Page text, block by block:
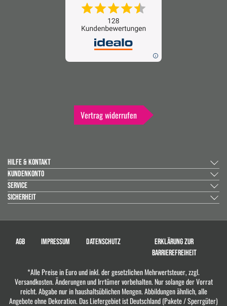
Vertrag widerrufen
HILFE & KONTAKT
KUNDENKONTO
SERVICE
SICHERHEIT
AGB IMPRESSUM DATENSCHUTZ
ERKLÄRUNG ZUR
BARRIEREFREIHEIT
*Alle Preise in Euro und inkl. der gesetzlichen Mehrwertsteuer, zzgl.
Versandkosten. Änderungen und Irrtümer vorbehalten. Nur solange der Vorrat
reicht. Abgabe nur in haushaltsüblichen Mengen. Abbildungen ähnlich, alle
Angebote ohne Dekoration. Das Liefergebiet ist Deutschland (Pakete / Sperrgüter)